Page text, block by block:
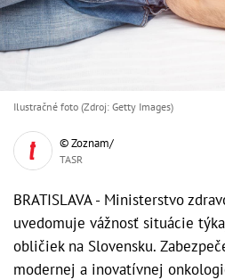
Ilustračné foto (Zdroj: Getty Images)
© Zoznam/
TASR
BRATISLAVA - Ministerstvo
uvedomuje vážnosť situácie
obličiek na Slovensku.
modernej a inovatívnej